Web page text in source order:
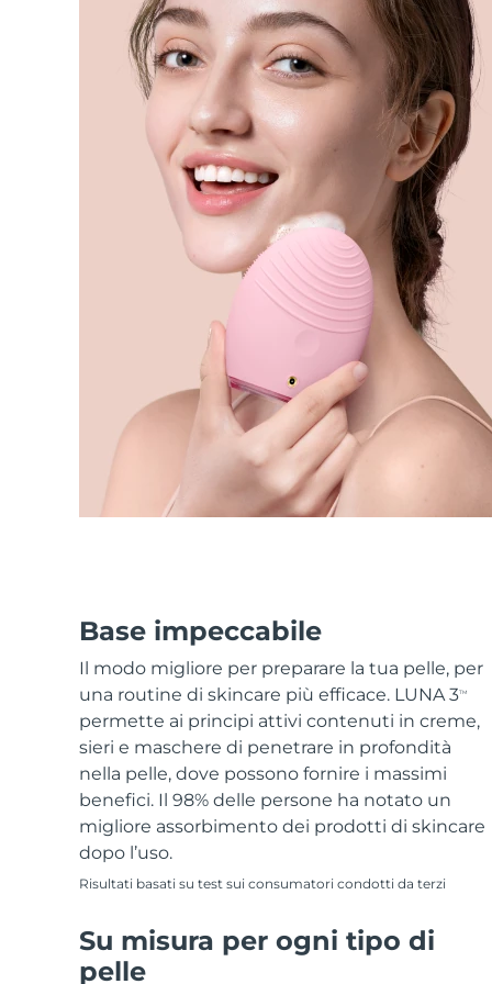
Base impeccabile
Il modo migliore per preparare la tua pelle, per
una routine di skincare più efficace. LUNA 3TM
permette ai principi attivi contenuti in creme,
sieri e maschere di penetrare in profondità
nella pelle, dove possono fornire i massimi
benefici. Il 98% delle persone ha notato un
migliore assorbimento dei prodotti di skincare
dopo l’uso.
Risultati basati su test sui consumatori condotti da terzi
Su misura per ogni tipo di
pelle